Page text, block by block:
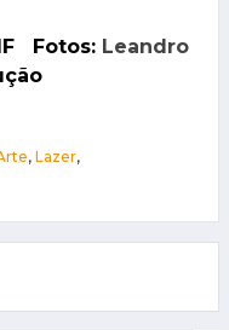
Fotos: Leandro
,Lazer,